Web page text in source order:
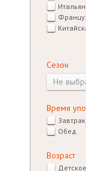
Сезон
Не
Время
Завтрак
Обед
Возраст
Детское